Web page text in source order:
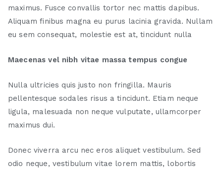
maximus. Fusce convallis tortor nec mattis dapibus.
Aliquam finibus magna eu purus lacinia gravida. Nullam
eu sem consequat, molestie est at, tincidunt nulla
Maecenas vel nibh vitae massa tempus congue
Nulla ultricies quis justo non fringilla. Mauris
pellentesque sodales risus a tincidunt. Etiam neque
ligula, malesuada non neque vulputate, ullamcorper
maximus dui.
Donec viverra arcu nec eros aliquet vestibulum. Sed
odio neque, vestibulum vitae lorem mattis, lobortis